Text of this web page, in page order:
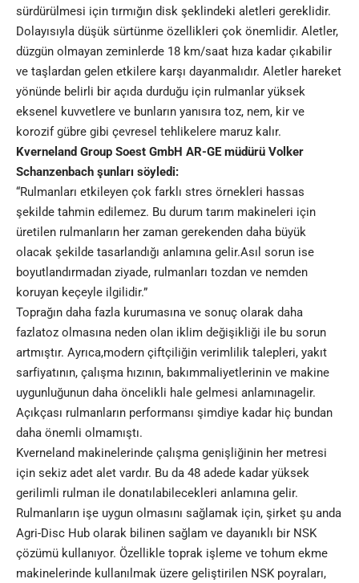
sürdürülmesi için tırmığın disk şeklindeki aletleri gereklidir.
Dolayısıyla düşük sürtünme özellikleri çok önemlidir. Aletler,
düzgün olmayan zeminlerde 18 km/saat hıza kadar çıkabilir
ve taşlardan gelen etkilere karşı dayanmalıdır. Aletler hareket
yönünde belirli bir açıda durduğu için rulmanlar yüksek
eksenel kuvvetlere ve bunların yanısıra toz, nem, kir ve
korozif gübre gibi çevresel tehlikelere maruz kalır.
Kverneland Group Soest GmbH AR-GE müdürü Volker
Schanzenbach şunları söyledi:
“Rulmanları etkileyen çok farklı stres örnekleri hassas
şekilde tahmin edilemez. Bu durum tarım makineleri için
üretilen rulmanların her zaman gerekenden daha büyük
olacak şekilde tasarlandığı anlamına gelir.Asıl sorun ise
boyutlandırmadan ziyade, rulmanları tozdan ve nemden
koruyan keçeyle ilgilidir.”
Toprağın daha fazla kurumasına ve sonuç olarak daha
fazlatoz olmasına neden olan iklim değişikliği ile bu sorun
artmıştır. Ayrıca,modern çiftçiliğin verimlilik talepleri, yakıt
sarfiyatının, çalışma hızının, bakımmaliyetlerinin ve makine
uygunluğunun daha öncelikli hale gelmesi anlamınagelir.
Açıkçası rulmanların performansı şimdiye kadar hiç bundan
daha önemli olmamıştı.
Kverneland makinelerinde çalışma genişliğinin her metresi
için sekiz adet alet vardır. Bu da 48 adede kadar yüksek
gerilimli rulman ile donatılabilecekleri anlamına gelir.
Rulmanların işe uygun olmasını sağlamak için, şirket şu anda
Agri-Disc Hub olarak bilinen sağlam ve dayanıklı bir NSK
çözümü kullanıyor. Özellikle toprak işleme ve tohum ekme
makinelerinde kullanılmak üzere geliştirilen NSK poyraları,